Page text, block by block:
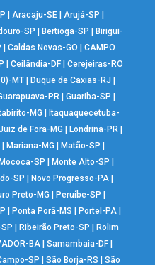
| Aracaju-SE| Arujá-SP |
SP | Bertioga-SP | Birigui-
|Caldas Novas-GO |CAMPO
| Ceilândia-DF| Cerejeiras-RO
MT| Duque de Caxias-RJ |
PR |Guariba-SP |
MG |Itaquaquecetuba-
de Fora-MG |Londrina-PR |
|Mariana-MG |Matão-SP |
SP |Monte Alto-SP |
SP |Novo Progresso-PA |
Preto-MG |Peruíbe-SP |
| Ponta Porã-MS | Portel-PA|
| Ribeirão Preto-SP | Rolim
BA |Samambaia-DF |
SP | São Borja-RS | São